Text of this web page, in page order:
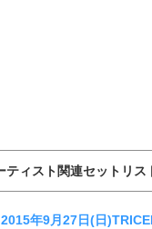
ティスト関連セットリス
2015年9月27日(日